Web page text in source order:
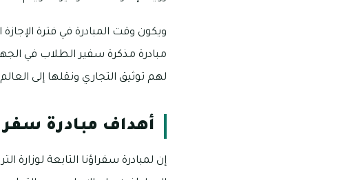
ويكون وقت المبادرة في فترة
مبادرة مذكرة سفير الطلاب في
لهم توثيق التجاري ونقلها إلى
أهداف مبادرة
إن لمبادرة سفراؤنا التابعة لوزارة